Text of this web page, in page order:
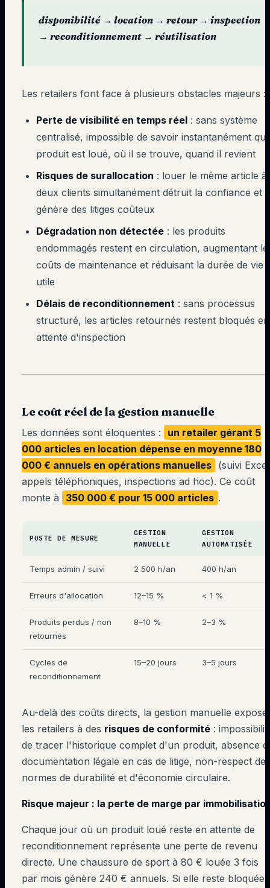
disponibilité → location → retour → inspection
→ reconditionnement → réutilisation
Les retailers font face à plusieurs obstacles majeurs :
Perte de visibilité en temps réel : sans système
centralisé, impossible de savoir instantanément
produit est loué, où il se trouve, quand il revient
Risques de surallocation : louer le même article à
deux clients simultanément détruit la confiance et
génère des litiges coûteux
Dégradation non détectée : les produits
endommagés restent en circulation, augmentant
coûts de maintenance et réduisant la durée de vie
utile
Délais de reconditionnement : sans processus
structuré, les articles retournés restent bloqués en
attente d'inspection
Le coût réel de la gestion manuelle
Les données sont éloquentes :
un retailer gérant 5
000 articles en location dépense en moyenne 180
000 € annuels en opérations manuelles (suivi
appels téléphoniques, inspections ad hoc). Ce coût
monte à
350 000 € pour 15 000 articles .
POSTE DE MESURE
GESTION
MANUELLE
GESTION
AUTOMATISÉE
Temps admin / suivi 2 500 h/an 400 h/an
Erreurs d'allocation 12–15 % < 1 %
Produits perdus / non
retournés
8–10 % 2–3 %
Cycles de
reconditionnement
15–20 jours 3–5 jours
Au-delà des coûts directs, la gestion manuelle expose
les retailers à des risques de conformité :
de tracer l'historique complet d'un produit, absence
documentation légale en cas de litige, non-respect des
normes de durabilité et d'économie circulaire.
Risque majeur : la perte de marge par
Chaque jour où un produit loué reste en attente de
reconditionnement représente une perte de revenu
directe. Une chaussure de sport à 80 € louée 3 fois
par mois génère 240 € annuels. Si elle reste bloquée